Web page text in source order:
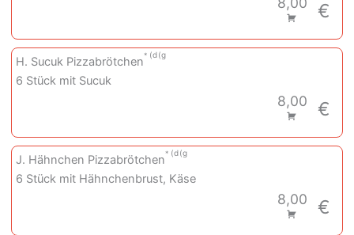
€
H. Sucuk Pizzabrötchen
d g
6 Stück mit Sucuk
8,00 €
J. Hähnchen Pizzabrötchen
d g
6 Stück mit Hähnchenbrust, Käse
8,00 €